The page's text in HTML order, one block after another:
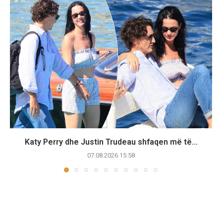
Katy Perry dhe Justin Trudeau shfaqen më të...
07.08.2026 15:58